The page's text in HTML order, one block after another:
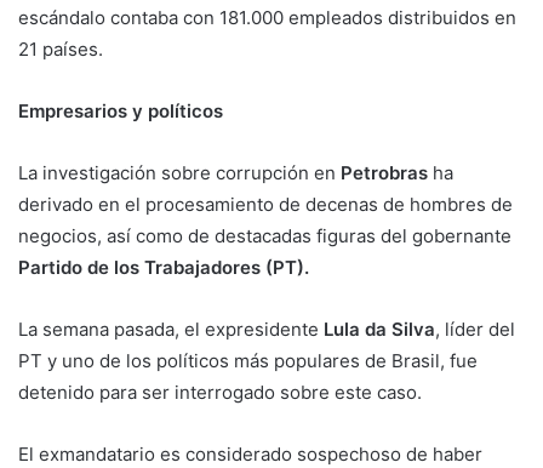
escándalo contaba con 181.000 empleados distribuidos en
21 países.
Empresarios y políticos
La investigación sobre corrupción en Petrobras ha
derivado en el procesamiento de decenas de hombres de
negocios, así como de destacadas figuras del gobernante
Partido de los Trabajadores (PT).
La semana pasada, el expresidente Lula da Silva, líder del
PT y uno de los políticos más populares de Brasil, fue
detenido para ser interrogado sobre este caso.
El exmandatario es considerado sospechoso de haber